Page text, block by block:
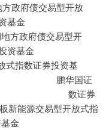
交易型开放
金
债交易型开
金
证券投资基
证
式指 数证券
交易型开放式指